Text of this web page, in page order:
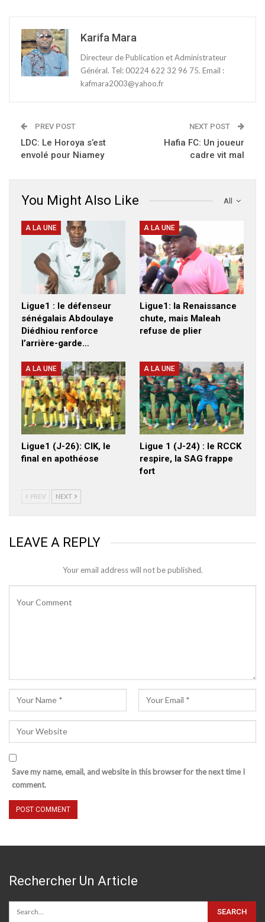
Karifa Mara
Directeur de Publication et Administrateur
Général. Tel: 00224 622 32 96 75. Email :
kafmara2003@yahoo.fr
PREV POST
LDC: Le Horoya s’est
envolé pour Niamey
NEXT POST
Hafia FC: Un joueur
cadre vit mal
All
You Might Also Like
A LA UNE
Ligue1 : le défenseur
sénégalais Abdoulaye
Diédhiou renforce
l’arrière-garde…
A LA UNE
Ligue1: la Renaissance
chute, mais Maleah
refuse de plier
A LA UNE
Ligue1 (J-26): CIK, le
final en apothéose
A LA UNE
Ligue 1 (J-24) : le RCCK
respire, la SAG frappe
fort
PREV NEXT
LEAVE A REPLY
Your email address will not be published.
Save my name, email, and website in this browser for the next time I
comment.
Rechercher Un Article